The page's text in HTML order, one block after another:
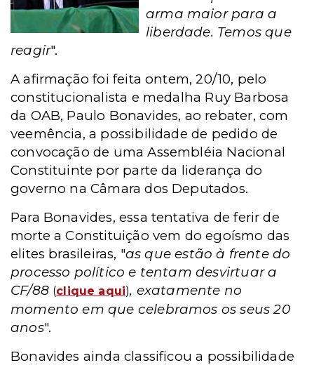
arma maior para a
liberdade. Temos que
reagir".
A afirmação foi feita ontem, 20/10, pelo
constitucionalista e medalha Ruy Barbosa
da OAB, Paulo Bonavides, ao rebater, com
veemência, a possibilidade de pedido de
convocação de uma Assembléia Nacional
Constituinte por parte da liderança do
governo na Câmara dos Deputados.
Para Bonavides, essa tentativa de ferir de
morte a Constituição vem do egoísmo das
elites brasileiras, "as que estão à frente do
processo político e tentam desvirtuar a
CF/88 (clique aqui), exatamente no
momento em que celebramos os seus 20
anos".
Bonavides ainda classificou a possibilidade